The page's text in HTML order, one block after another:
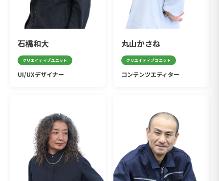
石橋和大
クリエイティブユニット
UI/UXデザイナー
丸山かさね
クリエイティブユニット
コンテンツエディター